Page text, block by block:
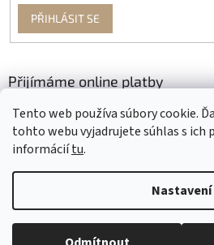
Tento web používa súbory cookie.
tohto webu vyjadrujete súhlas s ich
informáciítu.
Nastavení
PŘIHLÁSIT SE
Přijímáme online platby
Vytvořil